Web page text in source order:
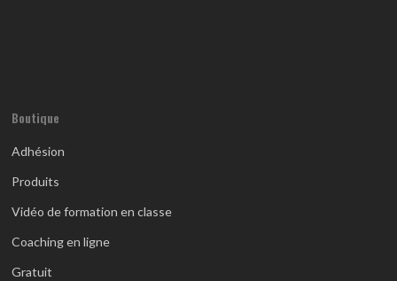
Boutique
Adhésion
Produits
Vidéo de formation en classe
Coaching en ligne
Gratuit